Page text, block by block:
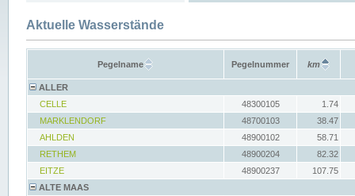
Aktuelle Wasserstände
Pegelname Pegelnummer km
ALLER
CELLE
48300105
1.74
MARKLENDORF
48700103
38.47
AHLDEN
48900102
58.71
RETHEM
48900204
82.32
EITZE
48900237
107.75
ALTE MAAS